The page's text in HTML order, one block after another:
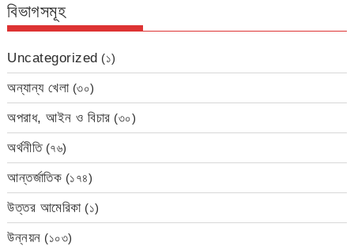
বিভাগসমূহ
Uncategorized (১)
অন্যান্য খেলা(৩০)
অপরাধ, আইন ও বিচার (৩০)
অর্থনীতি(৭৬)
আন্তর্জাতিক (১৭৪)
উত্তর আমেরিকা(১)
উন্নয়ন (১০৩)